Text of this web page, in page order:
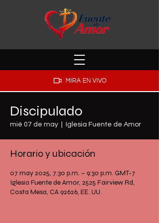
MIRA EN VIVO
Discipulado
mié 07 de may Iglesia Fuente de Amor
Horario y ubicación
07 may 2025, 7:30 p.m. – 9:30 p.m. GMT-7
Iglesia Fuente de Amor, 2525 Fairview Rd,
Costa Mesa, CA 92626, EE. UU.